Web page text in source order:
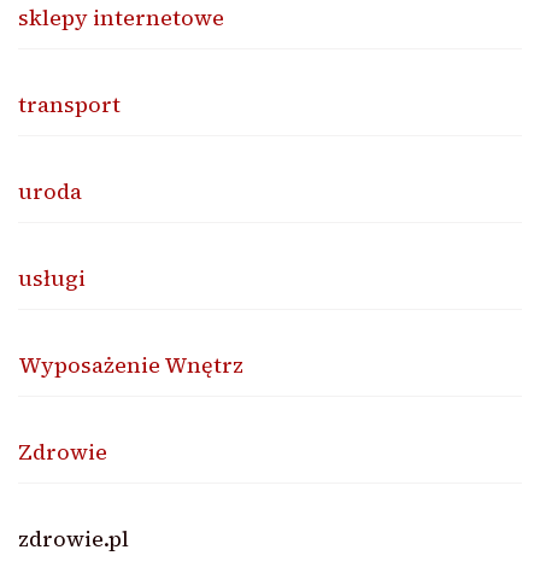
sklepy internetowe
transport
uroda
usługi
Wyposażenie Wnętrz
Zdrowie
zdrowie.pl